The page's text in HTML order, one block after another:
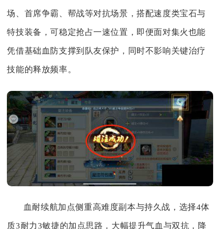
场、首席争霸、帮战等对抗场景，搭配速度类宝石与
特技装备，可稳定抢占一速位置，即便面对集火也能
凭借基础血防支撑到队友保护，同时不影响关键治疗
技能的释放频率。
血耐续航加点侧重高难度副本与持久战，选择4体
质3耐力3敏捷的加点思路，大幅提升气血与双抗，降